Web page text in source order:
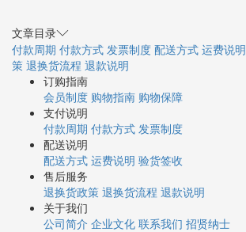
文章目录
付款周期 付款方式 发票制度 配送方式 运费说明
策 退换货流程 退款说明
订购指南
会员制度 购物指南 购物保障
支付说明
付款周期 付款方式 发票制度
配送说明
配送方式 运费说明 验货签收
售后服务
退换货政策 退换货流程 退款说明
关于我们
公司简介 企业文化 联系我们 招贤纳士